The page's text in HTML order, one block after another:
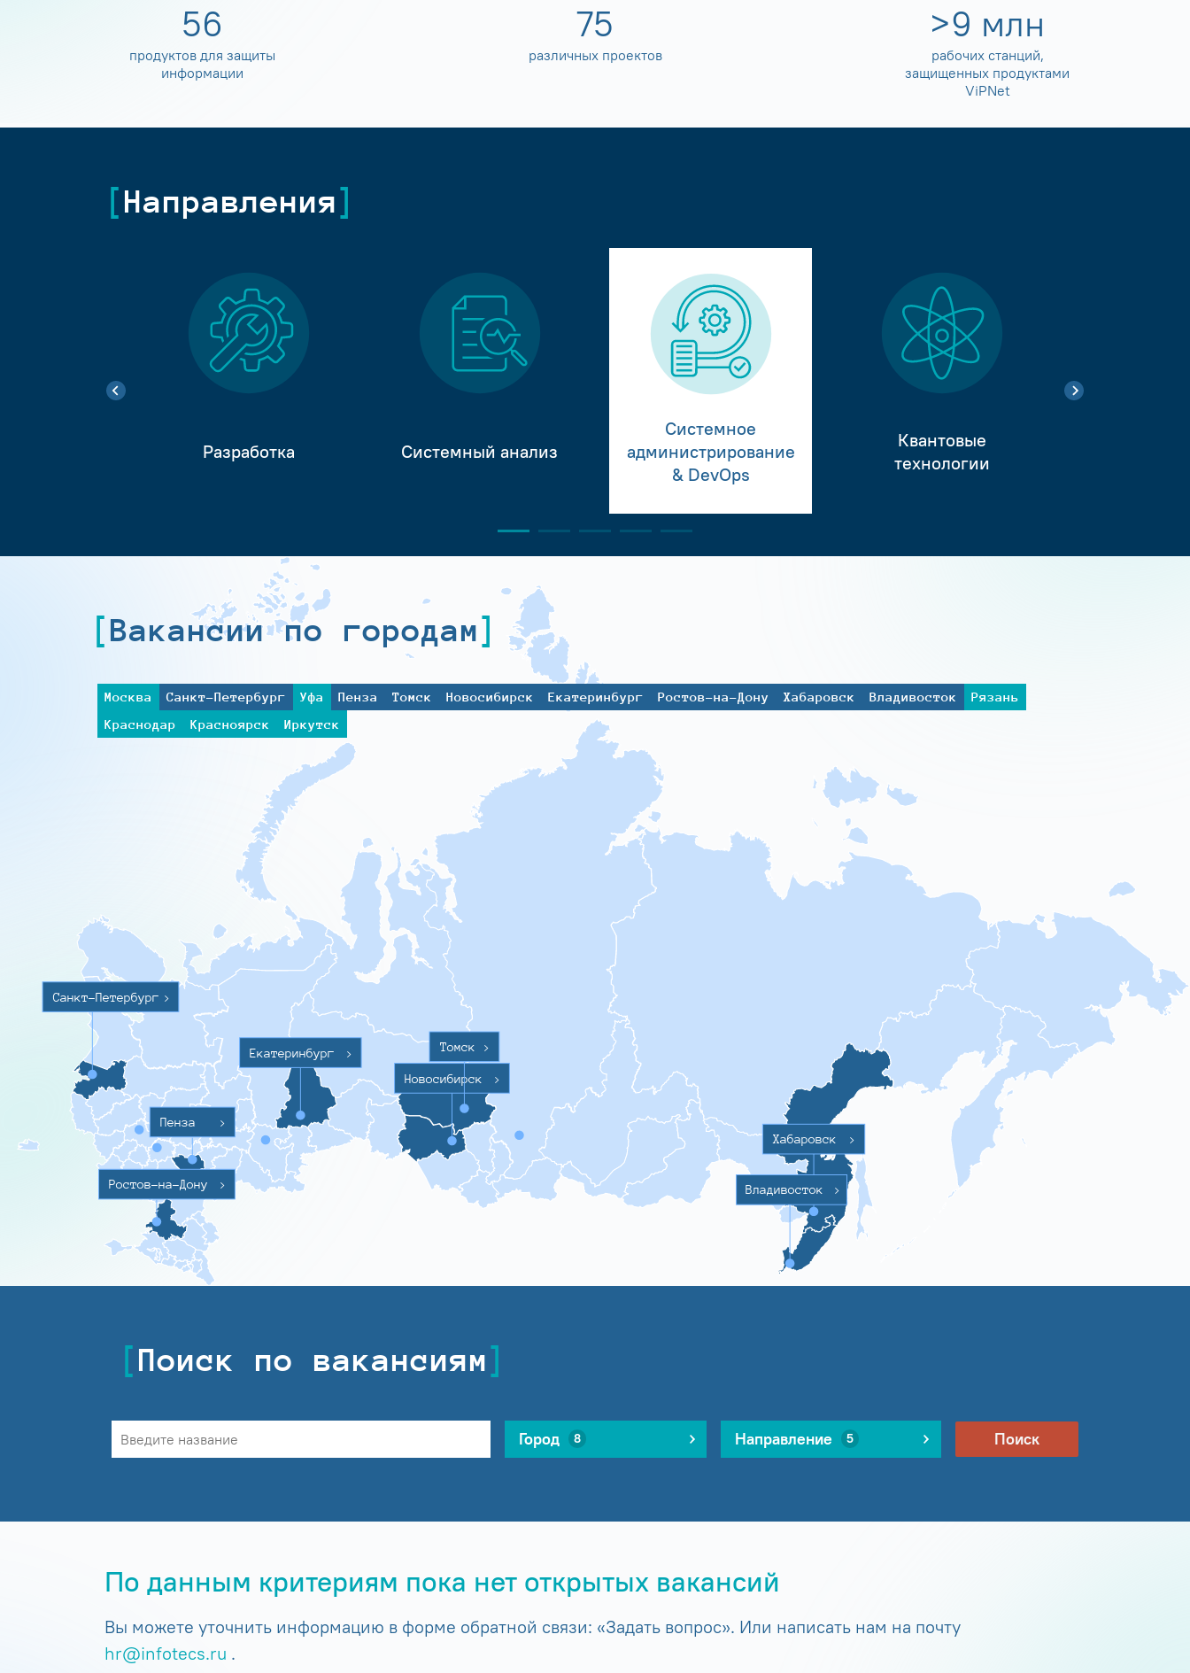
60
продуктов для защиты
информации
80
различных проектов
>10 млн
рабочих станций,
защищенных продуктами
ViPNet
Направления
Разработка Системный анализ
Системное
администрирование
& DevOps
Квантовые
технологии
Вакансии по городам
Москва Санкт-Петербург Уфа Пенза Томск Новосибирск Екатеринбург Ростов-на-Дону Хабаровск Владивосток
Рязань
Краснодар
Красноярск Иркутск
Санкт-Петербург >
Ростов-на-Дону >
Пенза >
Екатеринбург
>
Новосибирск
>
Томск >
Хабаровск >
Владивосток >
Поиск по вакансиям
Город 8 Направление 5 Поиск
По данным критериям пока нет открытых вакансий
Вы можете уточнить информацию в форме обратной связи: «Задать вопрос». Или написать нам на почту
hr@infotecs.ru .